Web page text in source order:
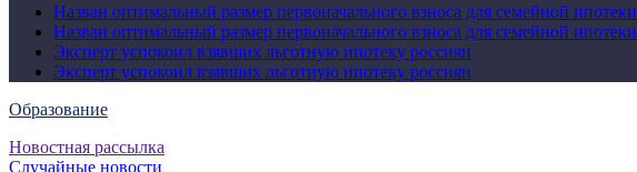
Назван оптимальный размер первоначального взноса для семейной ипотеки
Назван оптимальный размер первоначального взноса для семейной ипотеки
Эксперт успокоил взявших льготную ипотеку россиян
Эксперт успокоил взявших льготную ипотеку россиян
Образование
Новостная рассылка
Случайные новости